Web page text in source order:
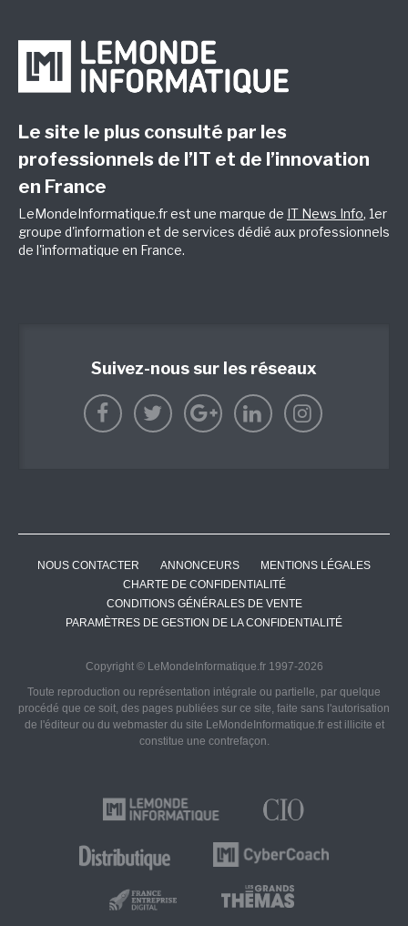
Le site le plus consulté par les
professionnels de l’IT et de l’innovation
en France
LeMondeInformatique.fr est une marque de IT News Info, 1er
groupe d'information et de services dédié aux professionnels
de l'informatique en France.
Suivez-nous sur les réseaux
NOUS CONTACTER ANNONCEURS
MENTIONS LÉGALES
CHARTE DE CONFIDENTIALITÉ
CONDITIONS GÉNÉRALES DE VENTE
PARAMÈTRES DE GESTION DE LA CONFIDENTIALITÉ
Copyright © LeMondeInformatique.fr 1997-2026
Toute reproduction ou représentation intégrale ou partielle, par quelque
procédé que ce soit, des pages publiées sur ce site, faite sans l'autorisation
de l'éditeur ou du webmaster du site LeMondeInformatique.fr est illicite et
constitue une contrefaçon.